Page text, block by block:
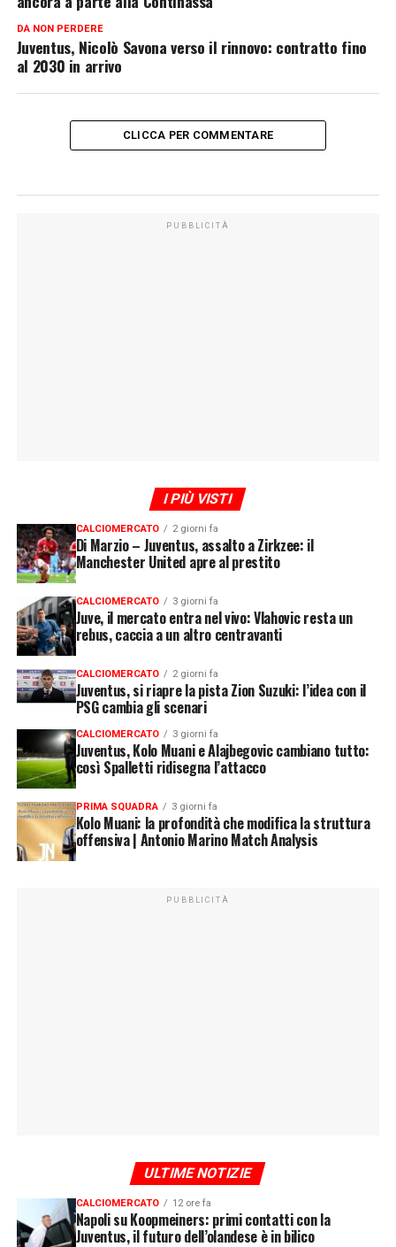
DA NON PERDERE
Juventus, Nicolò Savona verso il rinnovo: contratto fino
al 2030 in arrivo
CLICCA PER COMMENTARE
PUBBLICITÀ
I PIÙ VISTI
CALCIOMERCATO 2 giorni fa
Di Marzio – Juventus, assalto a Zirkzee: il
Manchester United apre al prestito
CALCIOMERCATO 3 giorni fa
Juve, il mercato entra nel vivo: Vlahovic resta un
rebus, caccia a un altro centravanti
CALCIOMERCATO 2 giorni fa
Juventus, si riapre la pista Zion Suzuki: l’idea con il
PSG cambia gli scenari
CALCIOMERCATO 3 giorni fa
Juventus, Kolo Muani e Alajbegovic cambiano tutto:
così Spalletti ridisegna l’attacco
PRIMA SQUADRA 3 giorni fa
Kolo Muani: la profondità che modifica la struttura
offensiva | Antonio Marino Match Analysis
PUBBLICITÀ
ULTIME NOTIZIE
CALCIOMERCATO 12 ore fa
Napoli su Koopmeiners: primi contatti con la
Juventus, il futuro dell’olandese è in bilico